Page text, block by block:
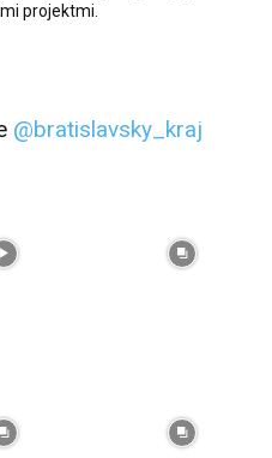
projektmi.
@bratislavsky_kraj